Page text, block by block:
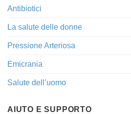
Antibiotici
La salute delle donne
Pressione Arteriosa
Emicrania
Salute dell’uomo
AIUTO E SUPPORTO